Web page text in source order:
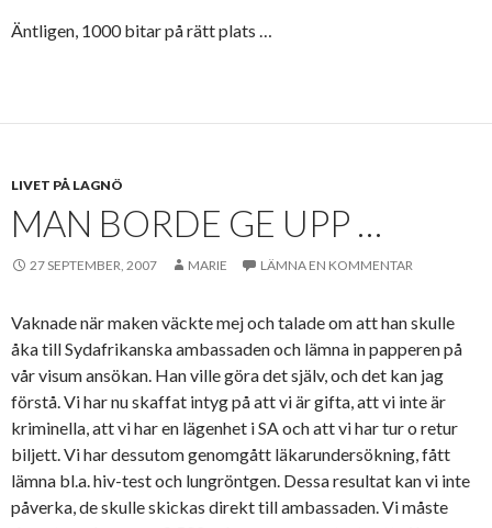
Äntligen, 1000 bitar på rätt plats …
LIVET PÅ LAGNÖ
MAN BORDE GE UPP …
27 SEPTEMBER, 2007 MARIE LÄMNA EN KOMMENTAR
Vaknade när maken väckte mej och talade om att han skulle
åka till Sydafrikanska ambassaden och lämna in papperen på
vår visum ansökan. Han ville göra det själv, och det kan jag
förstå. Vi har nu skaffat intyg på att vi är gifta, att vi inte är
kriminella, att vi har en lägenhet i SA och att vi har tur o retur
biljett. Vi har dessutom genomgått läkarundersökning, fått
lämna bl.a. hiv-test och lungröntgen. Dessa resultat kan vi inte
påverka, de skulle skickas direkt till ambassaden. Vi måste